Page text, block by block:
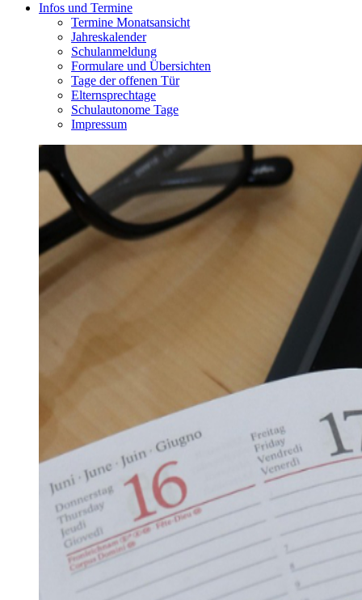
Infos und Termine
Termine Monatsansicht
Jahreskalender
Schulanmeldung
Formulare und Übersichten
Tage der offenen Tür
Elternsprechtage
Schulautonome Tage
Impressum